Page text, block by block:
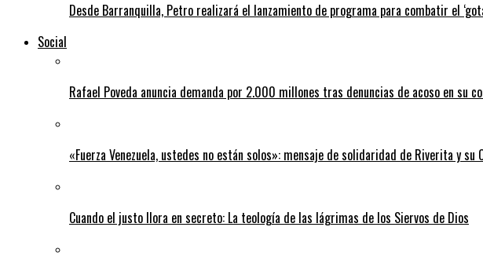
Desde Barranquilla, Petro realizará el lanzamiento de programa para combatir el
Social
Rafael Poveda anuncia demanda por 2.000 millones tras denuncias de acoso en su
«Fuerza Venezuela, ustedes no están solos»: mensaje de solidaridad de Riverita y su
Cuando el justo llora en secreto: La teología de las lágrimas de los Siervos de Dios